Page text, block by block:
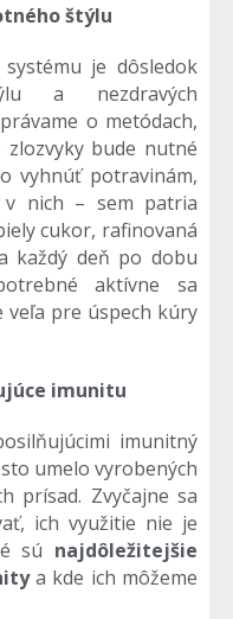
štýlu
je dôsledok
a nezdravých
o metódach,
bude nutné
vyhnúť potravinám,
nich – sem patria
cukor, rafinovaná
každý deň po dobu
aktívne sa
veľa pre úspech kúry
imunitu
imunitný
umelo vyrobených
prísad. Zvyčajne sa
ich využitie nie je
sú najdôležitejšie
a kde ich môžeme